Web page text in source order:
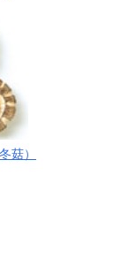
菇）